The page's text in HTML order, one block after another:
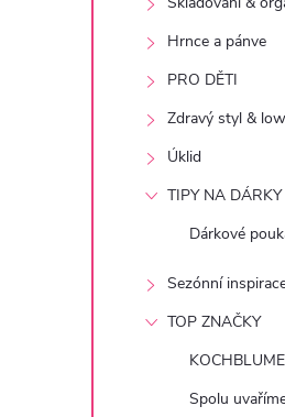
Hrnce a pánve
PRO DĚTI
Zdravý styl &
Úklid
TIPY NA DÁRKY
Dárkové
Sezónní
TOP ZNAČKY
KOCHBLUME
Spolu